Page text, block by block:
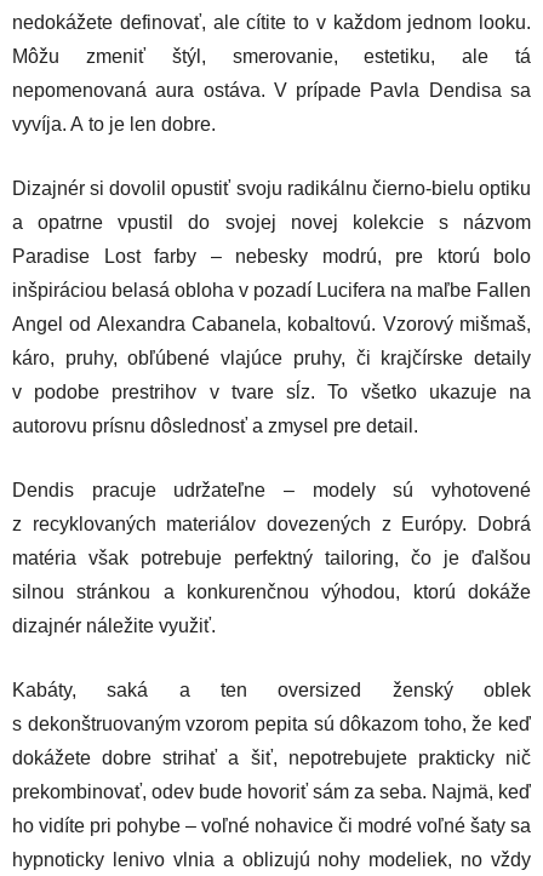
nedokážete definovať, ale cítite to v každom jednom looku.
Môžu zmeniť štýl, smerovanie, estetiku, ale tá
nepomenovaná aura ostáva. V prípade Pavla Dendisa sa
vyvíja. A to je len dobre.
Dizajnér si dovolil opustiť svoju radikálnu čierno-bielu optiku
a opatrne vpustil do svojej novej kolekcie s názvom
Paradise Lost farby – nebesky modrú, pre ktorú bolo
inšpiráciou belasá obloha v pozadí Lucifera na maľbe Fallen
Angel od Alexandra Cabanela, kobaltovú. Vzorový mišmaš,
káro, pruhy, obľúbené vlajúce pruhy, či krajčírske detaily
v podobe prestrihov v tvare sĺz. To všetko ukazuje na
autorovu prísnu dôslednosť a zmysel pre detail.
Dendis pracuje udržateľne – modely sú vyhotovené
z recyklovaných materiálov dovezených z Európy. Dobrá
matéria však potrebuje perfektný tailoring, čo je ďalšou
silnou stránkou a konkurenčnou výhodou, ktorú dokáže
dizajnér náležite využiť.
Kabáty, saká a ten oversized ženský oblek
s dekonštruovaným vzorom pepita sú dôkazom toho, že keď
dokážete dobre strihať a šiť, nepotrebujete prakticky nič
prekombinovať, odev bude hovoriť sám za seba. Najmä, keď
ho vidíte pri pohybe – voľné nohavice či modré voľné šaty sa
hypnoticky lenivo vlnia a oblizujú nohy modeliek, no vždy